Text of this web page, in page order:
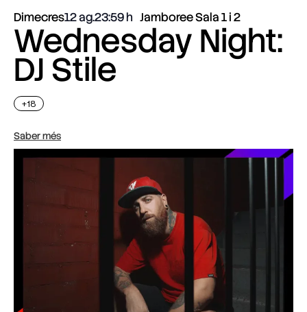
Dimecres12 ag.23:59 Jamboree Sala 1 i 2
Wednesday Night:
DJ Stile
+18
Saber més